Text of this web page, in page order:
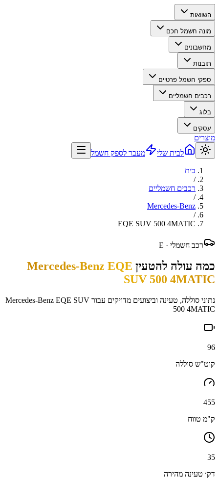
השוואות
מונה חשמל חכם
מחשבונים
תובנות
ספקי חשמל פרטיים
רכבים חשמליים
בלוג
עסקים
מוצרים
לבית שלי
מעבר לספק חשמל
בית
/
רכבים חשמליים
/
Mercedes-Benz
/
EQE SUV 500 4MATIC
רכב חשמלי · E
כמה עולה להטעין Mercedes-Benz EQE
SUV 500 4MATIC
נתוני סוללה, טעינה וביצועים מדויקים עבור Mercedes-Benz EQE SUV
500 4MATIC
96
קוט"ש סוללה
455
ק"מ טווח
35
דק׳ טעינה מהירה